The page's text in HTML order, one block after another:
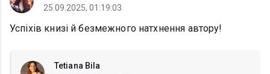
25.09.2025, 01:19:03
Успіхів книзі й безмежного натхнення автору!
Tetiana Bila